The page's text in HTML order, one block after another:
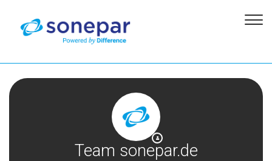
Team sonepar.de